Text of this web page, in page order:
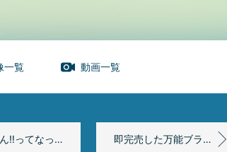
一覧 動画一覧
た話と野球観戦コーデ 即完売した万能ブラトップ/秋冬物打ち合わせ‼︎/ヘビロテ確定のユニクロパンツ